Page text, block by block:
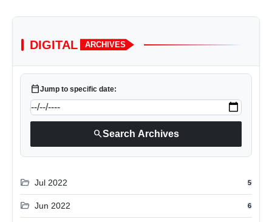
DIGITAL ARCHIVES
calendar_todayJump to specific date:
searchSearch Archives
folder_open Jul 2022 5
folder_open Jun 2022 6